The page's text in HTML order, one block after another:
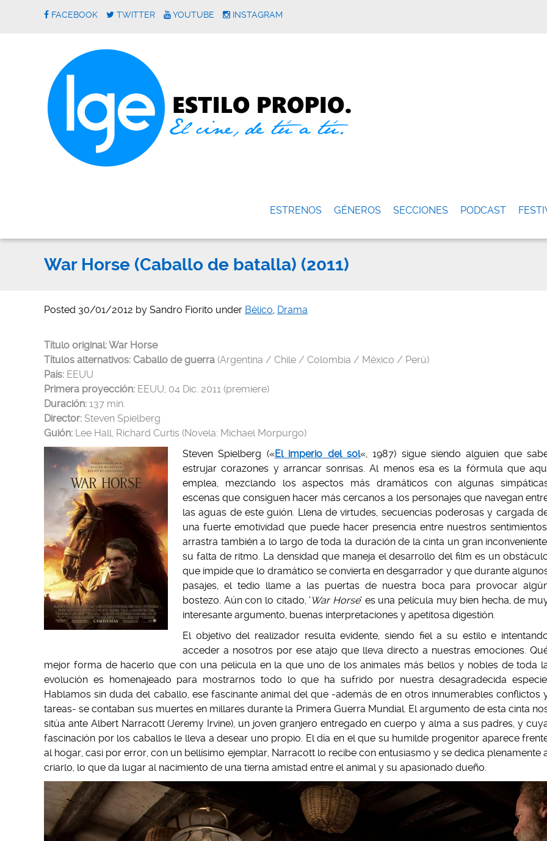
FACEBOOK TWITTER YOUTUBE INSTAGRAM
ESTRENOS GÉNEROS SECCIONES PODCAST
War Horse (Caballo de batalla) (2011)
Posted 30/01/2012 by Sandro Fiorito under Bélico, Drama
Título original: War Horse
Títulos alternativos: Caballo de guerra (Argentina / Chile / Colombia / México / Perú)
País: EEUU
Primera proyección: EEUU, 04 Dic. 2011 (premiere)
Duración: 137 min.
Director: Steven Spielberg
Guión: Lee Hall, Richard Curtis (Novela: Michael Morpurgo)
Steven Spielberg («El imperio del sol«, 1987) sigue siendo alguien que
estrujar corazones y arrancar sonrisas. Al menos esa es la fórmula que
emplea, mezclando los aspectos más dramáticos con algunas
escenas que consiguen hacer más cercanos a los personajes que navegan
las aguas de este guión. Llena de virtudes, secuencias poderosas y cargada
una fuerte emotividad que puede hacer presencia entre nuestros
arrastra también a lo largo de toda la duración de la cinta un gran
su falta de ritmo. La densidad que maneja el desarrollo del film es un
que impide que lo dramático se convierta en desgarrador y que durante
pasajes, el tedio llame a las puertas de nuestra boca para provocar
bostezo. Aún con lo citado, ‘War Horse‘ es una película muy bien hecha, de
interesante argumento, buenas interpretaciones y apetitosa digestión.
El objetivo del realizador resulta evidente, siendo fiel a su estilo e
acceder a nosotros por ese atajo que lleva directo a nuestras emociones.
mejor forma de hacerlo que con una película en la que uno de los animales más bellos y nobles de toda
evolución es homenajeado para mostrarnos todo lo que ha sufrido por nuestra desagradecida
Hablamos sin duda del caballo, ese fascinante animal del que -además de en otros innumerables conflictos
tareas- se contaban sus muertes en millares durante la Primera Guerra Mundial. El argumento de esta cinta
sitúa ante Albert Narracott (Jeremy Irvine), un joven granjero entregado en cuerpo y alma a sus padres, y
fascinación por los caballos le lleva a desear uno propio. El día en el que su humilde progenitor aparece
al hogar, casi por error, con un bellísimo ejemplar, Narracott lo recibe con entusiasmo y se dedica plenamente
criarlo, lo que da lugar al nacimiento de una tierna amistad entre el animal y su apasionado dueño.